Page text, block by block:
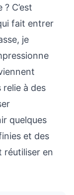
C’est
fait entrer
je
relie à des
quelques
et des
réutiliser en